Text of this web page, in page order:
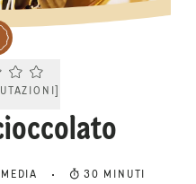
rating 0.0. Click to rate.
MEDIA 30 MINUTI